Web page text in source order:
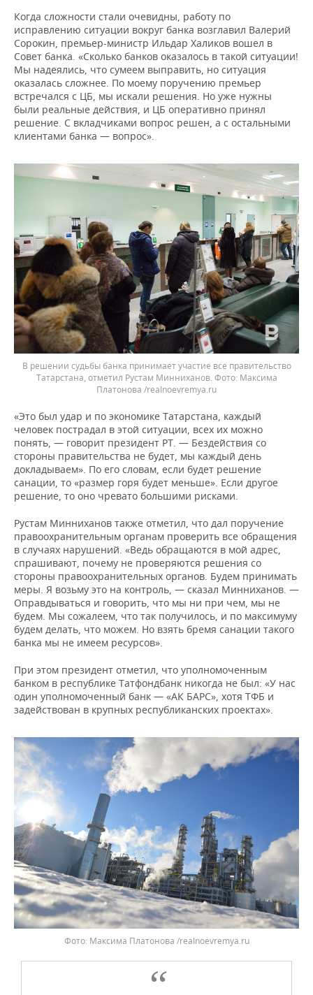
Когда сложности стали очевидны, работу по
исправлению ситуации вокруг банка возглавил Валерий
Сорокин, премьер-министр Ильдар Халиков вошел в
Совет банка. «Сколько банков оказалось в такой ситуации!
Мы надеялись, что сумеем выправить, но ситуация
оказалась сложнее. По моему поручению премьер
встречался с ЦБ, мы искали решения. Но уже нужны
были реальные действия, и ЦБ оперативно принял
решение. С вкладчиками вопрос решен, а с остальными
клиентами банка — вопрос».
В решении судьбы банка принимает участие все правительство
Татарстана, отметил Рустам Минниханов. Фото: Максима
Платонова /realnoevremya.ru
«Это был удар и по экономике Татарстана, каждый
человек пострадал в этой ситуации, всех их можно
понять, — говорит президент РТ. — Бездействия со
стороны правительства не будет, мы каждый день
докладываем». По его словам, если будет решение
санации, то «размер горя будет меньше». Если другое
решение, то оно чревато большими рисками.
Рустам Минниханов также отметил, что дал поручение
правоохранительным органам проверить все обращения
в случаях нарушений. «Ведь обращаются в мой адрес,
спрашивают, почему не проверяются решения со
стороны правоохранительных органов. Будем принимать
меры. Я возьму это на контроль, — сказал Минниханов. —
Оправдываться и говорить, что мы ни при чем, мы не
будем. Мы сожалеем, что так получилось, и по максимуму
будем делать, что можем. Но взять бремя санации такого
банка мы не имеем ресурсов».
При этом президент отметил, что уполномоченным
банком в республике Татфондбанк никогда не был: «У нас
один уполномоченный банк — «АК БАРС», хотя ТФБ и
задействован в крупных республиканских проектах».
Фото: Максима Платонова /realnoevremya.ru